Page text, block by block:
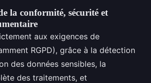
la conformité, sécurité et
aux exigences de
RGPD), grâce à la détection
des données sensibles, la
des traitements, et